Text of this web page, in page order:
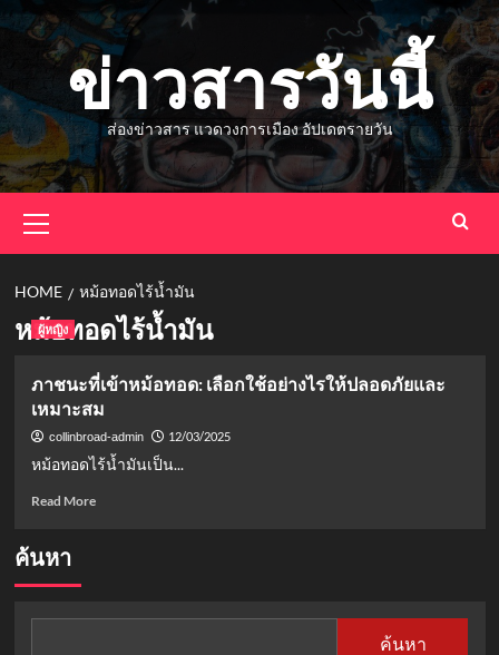
Skip
ข่าวสารวันนี้
ส่องข่าวสาร แวดวงการเมือง อัปเดตรายวัน
Menu
HOME หม้อทอดไร้น้ำมัน
หม้อทอดไร้น้ำมัน
ผู้หญิง
ภาชนะที่เข้าหม้อทอด: เลือกใช้อย่างไรให้ปลอดภัยและ
เหมาะสม
collinbroad-admin 12/03/2025
หม้อทอดไร้น้ำมันเป็น...
Read MoreRead
หม้อ
ค้นหา
ค้นหา